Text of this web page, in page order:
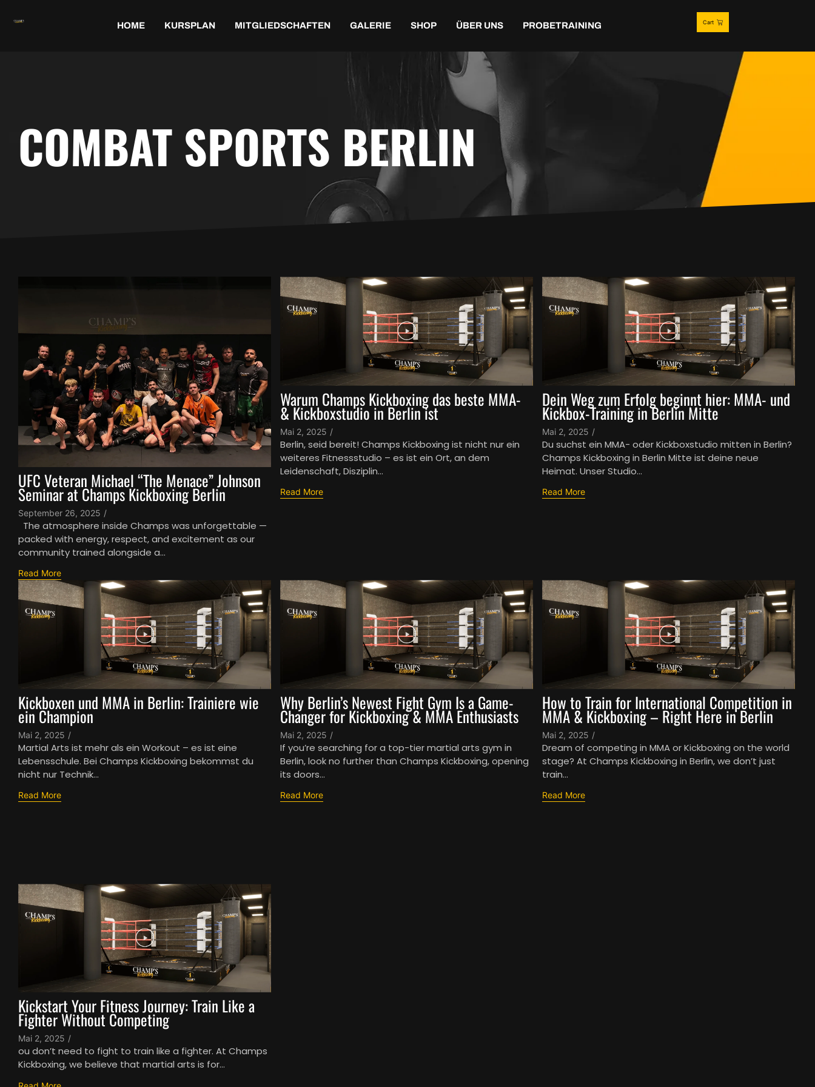
HOME KURSPLAN MITGLIEDSCHAFTEN GALERIE SHOP ÜBER UNS PROBETRAINING Cart
COMBAT SPORTS BERLIN
UFC Veteran Michael “The Menace” Johnson
Seminar at Champs Kickboxing Berlin
September 26, 2025 /
The atmosphere inside Champs was unforgettable —
packed with energy, respect, and excitement as our
community trained alongside a...
Read More
Warum Champs Kickboxing das beste MMA-
& Kickboxstudio in Berlin ist
Mai 2, 2025 /
Berlin, seid bereit! Champs Kickboxing ist nicht nur ein
weiteres Fitnessstudio – es ist ein Ort, an dem
Leidenschaft, Disziplin...
Read More
Dein Weg zum Erfolg beginnt hier: MMA- und
Kickbox-Training in Berlin Mitte
Mai 2, 2025 /
Du suchst ein MMA- oder Kickboxstudio mitten in Berlin?
Champs Kickboxing in Berlin Mitte ist deine neue
Heimat. Unser Studio...
Read More
Kickboxen und MMA in Berlin: Trainiere wie
ein Champion
Mai 2, 2025 /
Martial Arts ist mehr als ein Workout – es ist eine
Lebensschule. Bei Champs Kickboxing bekommst du
nicht nur Technik...
Read More
Why Berlin’s Newest Fight Gym Is a Game-
Changer for Kickboxing & MMA Enthusiasts
Mai 2, 2025 /
If you’re searching for a top-tier martial arts gym in
Berlin, look no further than Champs Kickboxing, opening
its doors...
Read More
How to Train for International Competition in
MMA & Kickboxing – Right Here in Berlin
Mai 2, 2025 /
Dream of competing in MMA or Kickboxing on the world
stage? At Champs Kickboxing in Berlin, we don’t just
train...
Read More
Kickstart Your Fitness Journey: Train Like a
Fighter Without Competing
Mai 2, 2025 /
ou don’t need to fight to train like a fighter. At Champs
Kickboxing, we believe that martial arts is for...